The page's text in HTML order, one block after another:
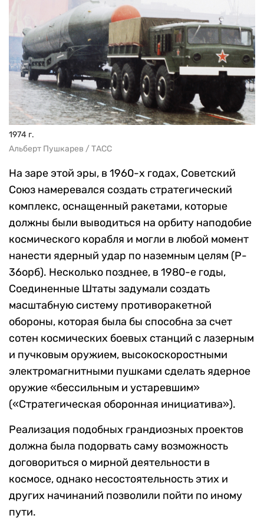
1974 г.
Альберт Пушкарев / ТАСС
На заре этой эры, в 1960-х годах, Советский
Союз намеревался создать стратегический
комплекс, оснащенный ракетами, которые
должны были выводиться на орбиту наподобие
космического корабля и могли в любой момент
нанести ядерный удар по наземным целям (P-
36орб). Несколько позднее, в 1980-е годы,
Соединенные Штаты задумали создать
масштабную систему противоракетной
обороны, которая была бы способна за счет
сотен космических боевых станций с лазерным
и пучковым оружием, высокоскоростными
электромагнитными пушками сделать ядерное
оружие «бессильным и устаревшим»
(«Стратегическая оборонная инициатива»).
Реализация подобных грандиозных проектов
должна была подорвать саму возможность
договориться о мирной деятельности в
космосе, однако несостоятельность этих и
других начинаний позволили пойти по иному
пути.